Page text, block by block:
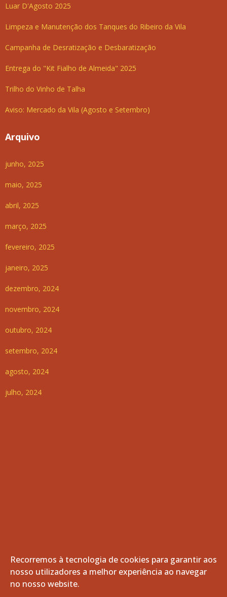
Luar D'Agosto 2025
Limpeza e Manutenção dos Tanques do Ribeiro da Vila
Campanha de Desratização e Desbaratização
Entrega do "Kit Fialho de Almeida" 2025
Trilho do Vinho de Talha
Aviso: Mercado da Vila (Agosto e Setembro)
Arquivo
junho, 2025
maio, 2025
abril, 2025
março, 2025
fevereiro, 2025
janeiro, 2025
dezembro, 2024
novembro, 2024
outubro, 2024
setembro, 2024
agosto, 2024
julho, 2024
© 2026 Freguesia de Vila de Frades. Todos os direitos
reservados.
Recorremos à tecnologia de cookies para garantir aos
nosso utilizadores a melhor experiência ao navegar
no nosso website.